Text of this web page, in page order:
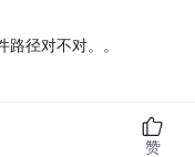
径对不对。。
赞